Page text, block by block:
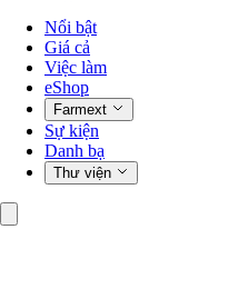
Nổi bật
Giá cả
Việc làm
eShop
Farmext
Sự kiện
Danh bạ
Thư viện